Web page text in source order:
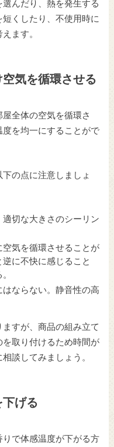
んだり、熱を発生する
くしたり、不使用時に
ます。
気を循環させる
全体の空気を循環さ
を均一にすることがで
の点に注意しましょ
切な大きさのシーリン
気を循環させることが
に不快に感じること
ならない。静音性の高
すが、商品の組み立て
取り付けるため時間が
談してみましょう。
げる
で体感温度が下がる方